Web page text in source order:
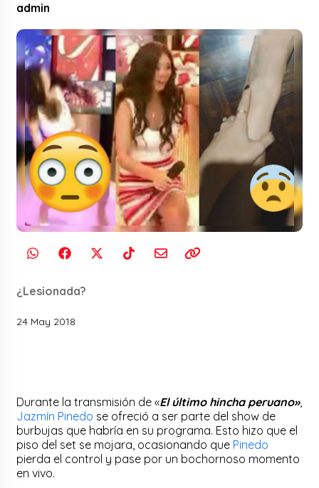
admin
¿Lesionada?
24 May 2018
Durante la transmisión de «El último hincha peruano»,
Jazmín Pinedo se ofreció a ser parte del show de
burbujas que habría en su programa. Esto hizo que el
piso del set se mojara, ocasionando que Pinedo
pierda el control y pase por un bochornoso momento
en vivo.